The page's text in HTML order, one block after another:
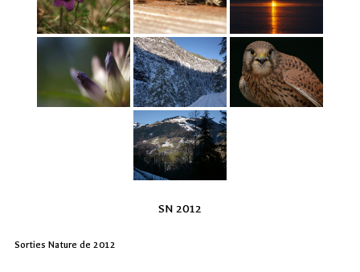
SN 2012
Sorties Nature de 2012